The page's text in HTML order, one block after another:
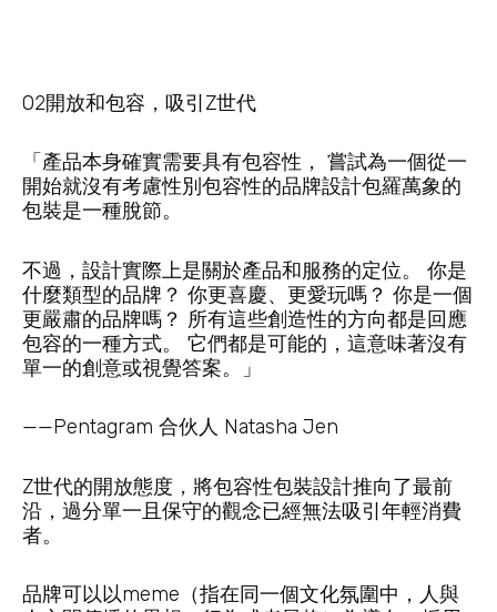
02開放和包容，吸引Z世代
「產品本身確實需要具有包容性， 嘗試為一個從一
開始就沒有考慮性別包容性的品牌設計包羅萬象的
包裝是一種脫節。
不過，設計實際上是關於產品和服務的定位。 你是
什麼類型的品牌？ 你更喜慶、更愛玩嗎？ 你是一個
更嚴肅的品牌嗎？ 所有這些創造性的方向都是回應
包容的一種方式。 它們都是可能的，這意味著沒有
單一的創意或視覺答案。」
——Pentagram 合伙人 Natasha Jen
Z世代的開放態度，將包容性包裝設計推向了最前
沿，過分單一且保守的觀念已經無法吸引年輕消費
者。
品牌可以以meme（指在同一個文化氛圍中，人與